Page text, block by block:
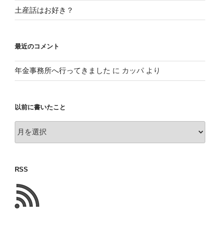
土産話はお好き？
最近のコメント
年金事務所へ行ってきました に カッパより
以前に書いたこと
前
い
た
こ
と
RSS